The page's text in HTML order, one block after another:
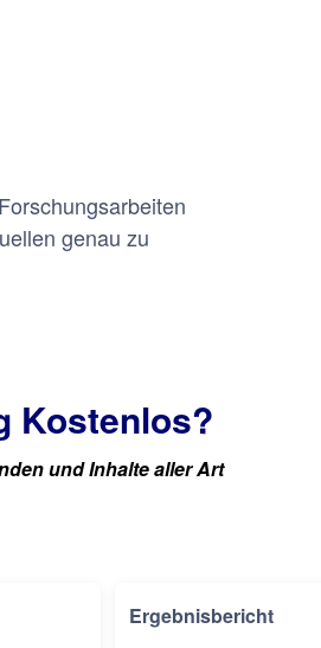
genau zu
Kostenlos?
und Inhalte aller Art
Ergebnisbericht